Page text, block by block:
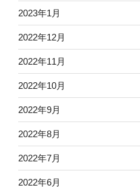
2023年1月
2022年12月
2022年11月
2022年10月
2022年9月
2022年8月
2022年7月
2022年6月